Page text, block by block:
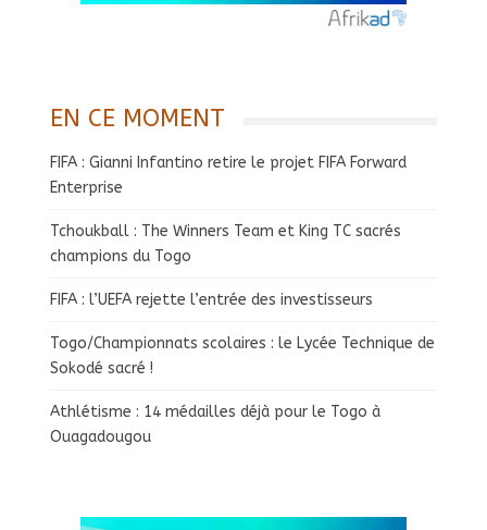
EN CE MOMENT
FIFA : Gianni Infantino retire le projet FIFA Forward
Enterprise
Tchoukball : The Winners Team et King TC sacrés
champions du Togo
FIFA : l’UEFA rejette l’entrée des investisseurs
Togo/Championnats scolaires : le Lycée Technique de
Sokodé sacré !
Athlétisme : 14 médailles déjà pour le Togo à
Ouagadougou